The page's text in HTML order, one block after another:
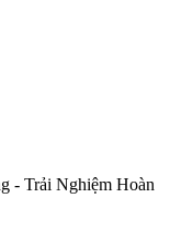
- Trải Nghiệm Hoàn